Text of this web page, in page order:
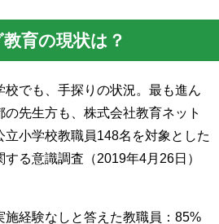
育の現状は？
でも、手探りの状況。最も進ん
先生方も、株式会社教育ネット
立小学校教職員148名を対象とした
る意識調査（2019年4月26日）
施経験なしと答えた教職員：85%